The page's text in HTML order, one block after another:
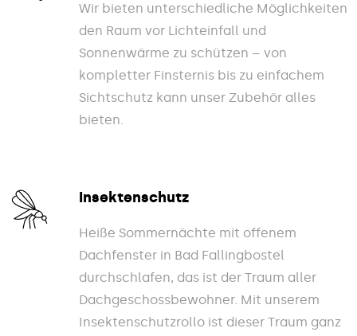
Wir bieten unterschiedliche Möglichkeiten
den Raum vor Lichteinfall und
Sonnenwärme zu schützen – von
kompletter Finsternis bis zu einfachem
Sichtschutz kann unser Zubehör alles
bieten.
Insektenschutz
Heiße Sommernächte mit offenem
Dachfenster in Bad Fallingbostel
durchschlafen, das ist der Traum aller
Dachgeschossbewohner. Mit unserem
Insektenschutzrollo ist dieser Traum ganz